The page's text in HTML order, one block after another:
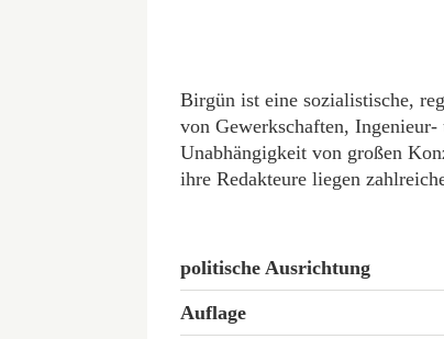
Birgün ist eine sozialistische,
von Gewerkschaften,
Unabhängigkeit von großen
ihre Redakteure liegen
politische Ausrichtung
Auflage